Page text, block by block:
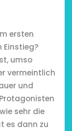
ersten
Einstieg?
umso
vermeintlich
und
sehr die
es dann zu